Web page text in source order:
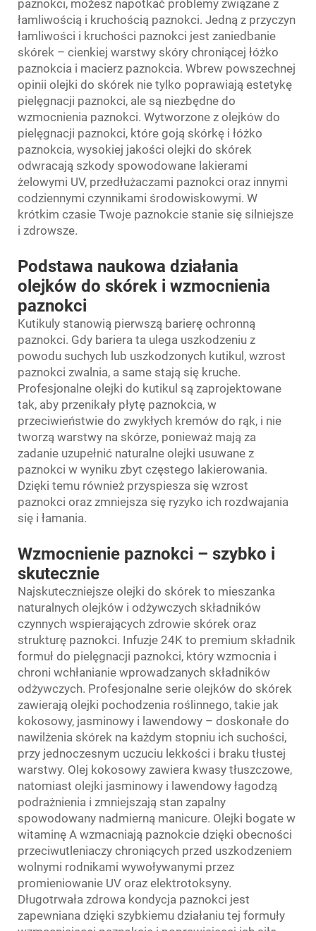
paznokci, możesz napotkać problemy związane z
łamliwością i kruchością paznokci. Jedną z przyczyn
łamliwości i kruchości paznokci jest zaniedbanie
skórek – cienkiej warstwy skóry chroniącej łóżko
paznokcia i macierz paznokcia. Wbrew powszechnej
opinii olejki do skórek nie tylko poprawiają estetykę
pielęgnacji paznokci, ale są niezbędne do
wzmocnienia paznokci. Wytworzone z olejków do
pielęgnacji paznokci, które goją skórkę i łóżko
paznokcia, wysokiej jakości olejki do skórek
odwracają szkody spowodowane lakierami
żelowymi UV, przedłużaczami paznokci oraz innymi
codziennymi czynnikami środowiskowymi. W
krótkim czasie Twoje paznokcie stanie się silniejsze
i zdrowsze.
Podstawa naukowa działania
olejków do skórek i wzmocnienia
paznokci
Kutikuly stanowią pierwszą barierę ochronną
paznokci. Gdy bariera ta ulega uszkodzeniu z
powodu suchych lub uszkodzonych kutikul, wzrost
paznokci zwalnia, a same stają się kruche.
Profesjonalne olejki do kutikul są zaprojektowane
tak, aby przenikały płytę paznokcia, w
przeciwieństwie do zwykłych kremów do rąk, i nie
tworzą warstwy na skórze, ponieważ mają za
zadanie uzupełnić naturalne olejki usuwane z
paznokci w wyniku zbyt częstego lakierowania.
Dzięki temu również przyspiesza się wzrost
paznokci oraz zmniejsza się ryzyko ich rozdwajania
się i łamania.
Wzmocnienie paznokci – szybko i
skutecznie
Najskuteczniejsze olejki do skórek to mieszanka
naturalnych olejków i odżywczych składników
czynnych wspierających zdrowie skórek oraz
strukturę paznokci. Infuzje 24K to premium składnik
formuł do pielęgnacji paznokci, który wzmocnia i
chroni wchłanianie wprowadzanych składników
odżywczych. Profesjonalne serie olejków do skórek
zawierają olejki pochodzenia roślinnego, takie jak
kokosowy, jasminowy i lawendowy – doskonałe do
nawilżenia skórek na każdym stopniu ich suchości,
przy jednoczesnym uczuciu lekkości i braku tłustej
warstwy. Olej kokosowy zawiera kwasy tłuszczowe,
natomiast olejki jasminowy i lawendowy łagodzą
podrażnienia i zmniejszają stan zapalny
spowodowany nadmierną manicure. Olejki bogate w
witaminę A wzmacniają paznokcie dzięki obecności
przeciwutleniaczy chroniących przed uszkodzeniem
wolnymi rodnikami wywoływanymi przez
promieniowanie UV oraz elektrotoksyny.
Długotrwała zdrowa kondycja paznokci jest
zapewniana dzięki szybkiemu działaniu tej formuły